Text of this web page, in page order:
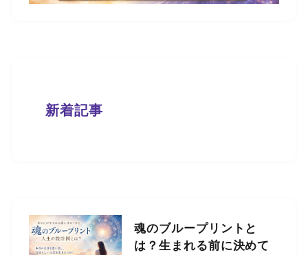
新着記事
魂のブループリントと
は？生まれる前に決めて